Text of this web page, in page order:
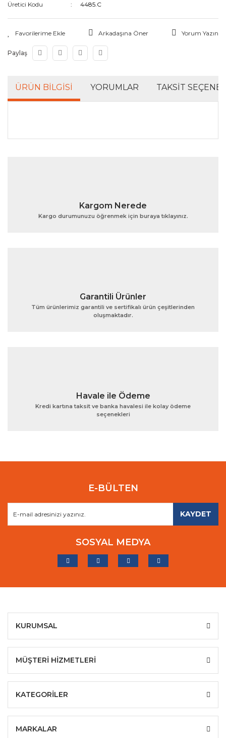
Üretici Kodu
4485.C
Arkadaşına Öner Yorum Yazın
Paylaş
ÜRÜN BILGISI YORUMLAR TAKSIT
Bu ürünün fiyat bilgisi, resim, ürün açıklamalarında ve
Ürün açıklamasında eksik bilgiler bulunuyor.
Gönder
Kargom Nerede
Kargo durumunuzu öğrenmek için buraya tıklayınız.
Garantili Ürünler
Tüm ürünlerimiz garantili ve sertifikalı ürün çeşitlerinden
oluşmaktadır.
Havale ile Ödeme
Kredi kartına taksit ve banka havalesi ile kolay ödeme
seçenekleri
E-BÜLTEN
KAYDET
SOSYAL MEDYA
KURUMSAL
MÜŞTERİ HİZMETLERİ
KATEGORİLER
MARKALAR